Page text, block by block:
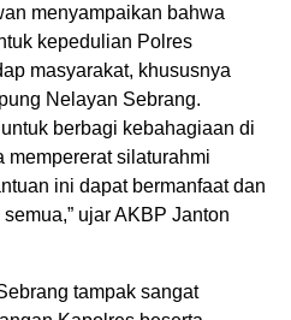
menyampaikan bahwa
kepedulian Polres
masyarakat, khususnya
Nelayan Sebrang.
berbagi kebahagiaan di
mempererat silaturahmi
ini dapat bermanfaat dan
ujar AKBP Janton
tampak sangat